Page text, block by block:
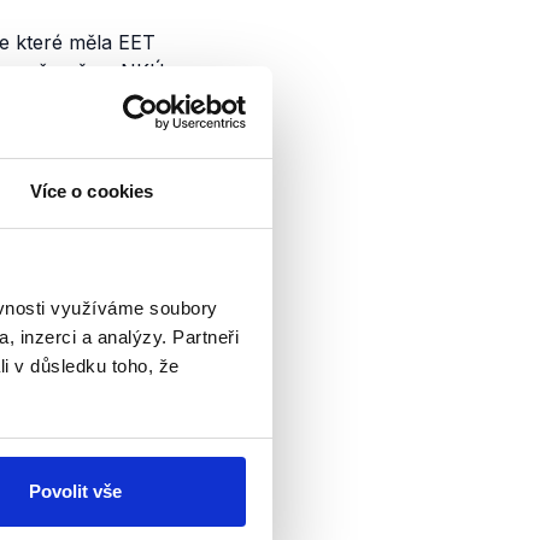
Více o cookies
využíváme soubory
inzerci a analýzy. Partneři
v důsledku toho, že
Povolit vše
které měla EET
ovšem NKÚ
v návrhu na
(str. 21 ze 70).
jeho
jsou ve